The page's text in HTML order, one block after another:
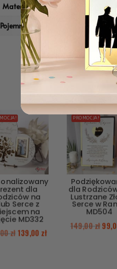
Materiał
Ceramika
Pojemność
dla
na
Serce z
na
MD332
zł139,00 zł
PROMOCJA!
dla
Lustrzane
Serce w
MD504
149,00zł